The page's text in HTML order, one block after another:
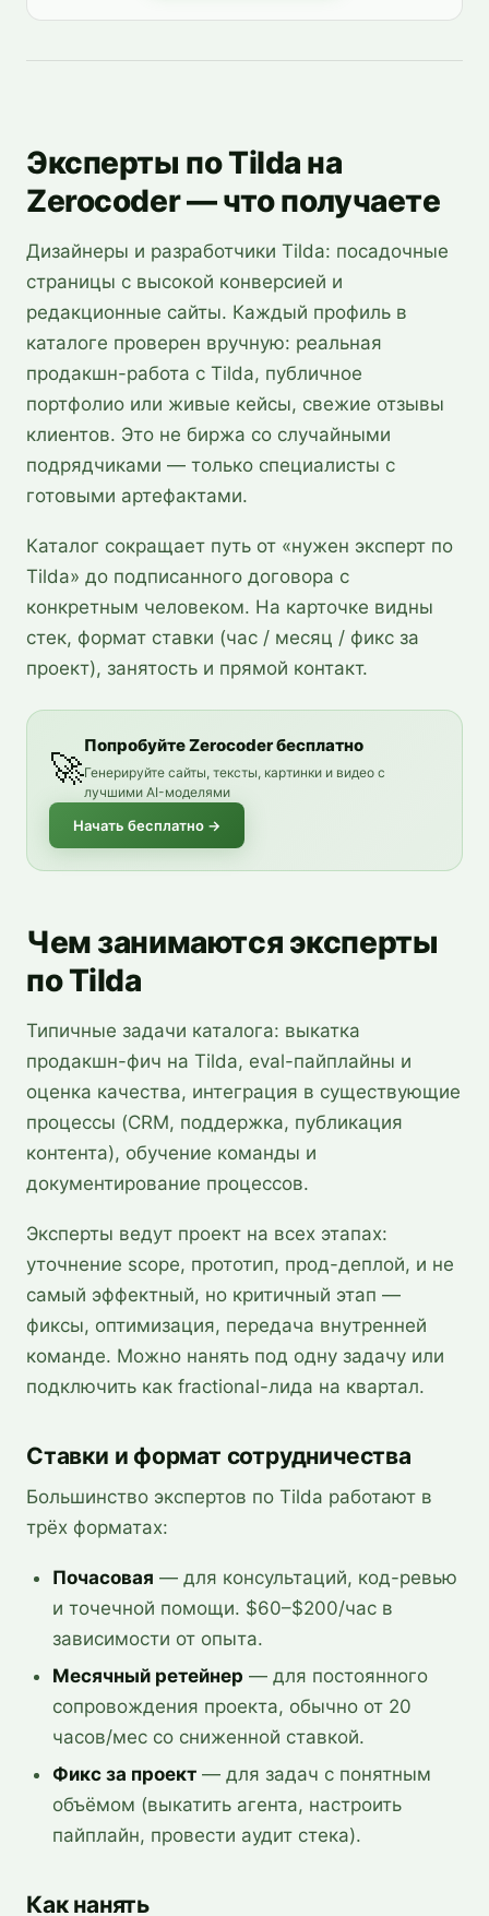
Эксперты по Tilda на
Zerocoder — что получаете
Дизайнеры и разработчики Tilda: посадочные
страницы с высокой конверсией и
редакционные сайты. Каждый профиль в
каталоге проверен вручную: реальная
продакшн-работа с Tilda, публичное
портфолио или живые кейсы, свежие отзывы
клиентов. Это не биржа со случайными
подрядчиками — только специалисты с
готовыми артефактами.
Каталог сокращает путь от «нужен эксперт по
Tilda» до подписанного договора с
конкретным человеком. На карточке видны
стек, формат ставки (час / месяц / фикс за
проект), занятость и прямой контакт.
🚀
Попробуйте Zerocoder бесплатно
Генерируйте сайты, тексты, картинки и видео с
лучшими AI-моделями
Начать бесплатно →
Чем занимаются эксперты
по Tilda
Типичные задачи каталога: выкатка
продакшн-фич на Tilda, eval-пайплайны и
оценка качества, интеграция в существующие
процессы (CRM, поддержка, публикация
контента), обучение команды и
документирование процессов.
Эксперты ведут проект на всех этапах:
уточнение scope, прототип, прод-деплой, и не
самый эффектный, но критичный этап —
фиксы, оптимизация, передача внутренней
команде. Можно нанять под одну задачу или
подключить как fractional-лида на квартал.
Ставки и формат сотрудничества
Большинство экспертов по Tilda работают в
трёх форматах:
Почасовая — для консультаций, код-ревью
и точечной помощи. $60–$200/час в
зависимости от опыта.
Месячный ретейнер — для постоянного
сопровождения проекта, обычно от 20
часов/мес со сниженной ставкой.
Фикс за проект — для задач с понятным
объёмом (выкатить агента, настроить
пайплайн, провести аудит стека).
Как нанять